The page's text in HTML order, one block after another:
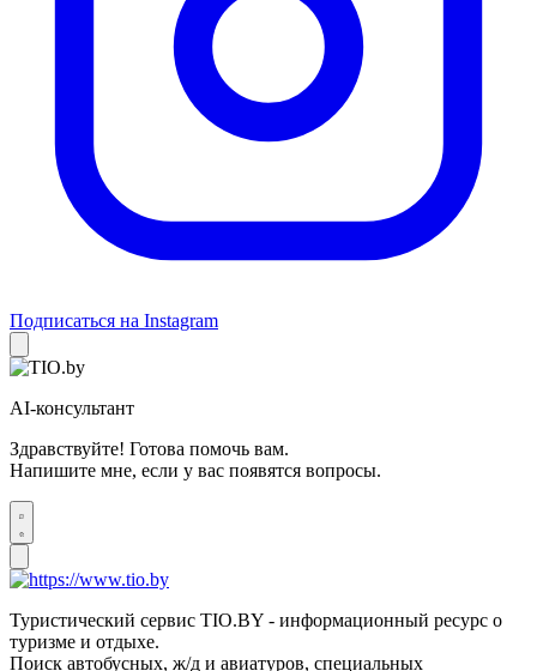
Подписаться на Instagram
AI-консультант
Здравствуйте! Готова помочь вам.
Напишите мне, если у вас появятся вопросы.
Туристический сервис TIO.BY - информационный ресурс о
туризме и отдыхе.
Поиск автобусных, ж/д и авиатуров, специальных